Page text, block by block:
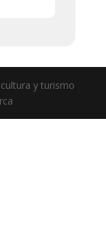
y turismo